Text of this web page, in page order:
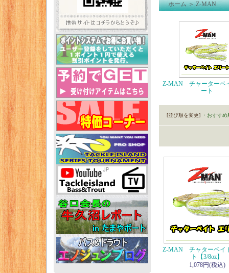
ホーム＞Z-MAN
Z-MAN チャーターベ
ート
[並び順を変更] ・おすすめ
Z-MAN チャターベイ
ト【3/8oz】
1,078円(税込)